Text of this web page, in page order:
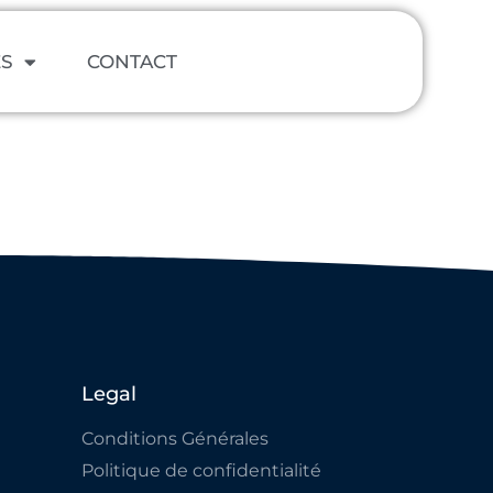
CONTACT
Legal
Conditions Générales
Politique de confidentialité